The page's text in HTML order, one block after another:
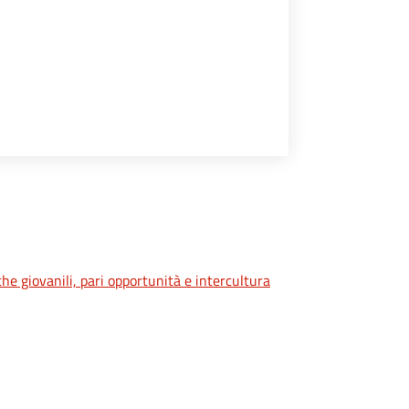
giovanili, pari opportunità e intercultura